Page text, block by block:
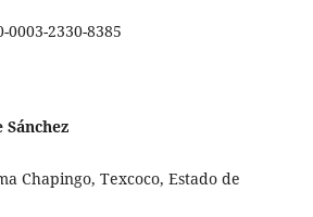
2330-8385
Chapingo, Texcoco, Estado de